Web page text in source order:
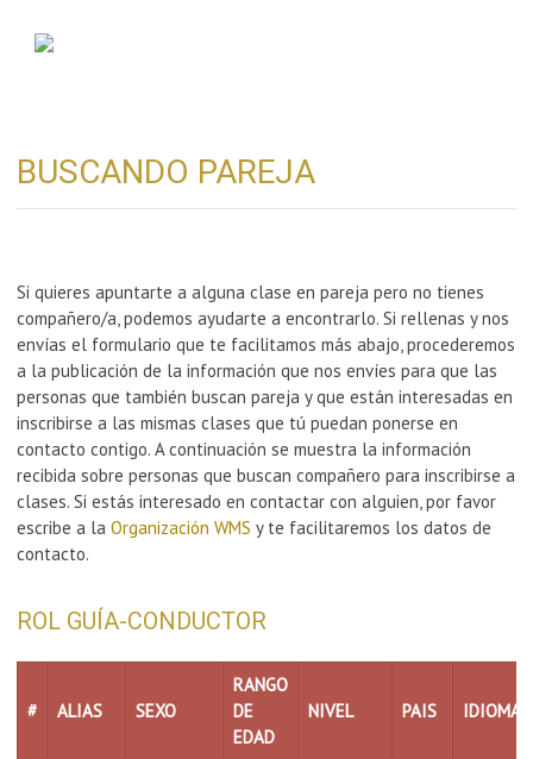
BUSCANDO PAREJA
Si quieres apuntarte a alguna clase en pareja pero no tienes
compañero/a, podemos ayudarte a encontrarlo. Si rellenas y nos
envías el formulario que te facilitamos más abajo, procederemos
a la publicación de la información que nos envíes para que las
personas que también buscan pareja y que están interesadas en
inscribirse a las mismas clases que tú puedan ponerse en
contacto contigo. A continuación se muestra la información
recibida sobre personas que buscan compañero para inscribirse a
clases. Si estás interesado en contactar con alguien, por favor
escribe a la Organización WMS y te facilitaremos los datos de
contacto.
ROL GUÍA-CONDUCTOR
# ALIAS SEXO
RANGO
DE
EDAD
NIVEL PAIS IDIOMAS